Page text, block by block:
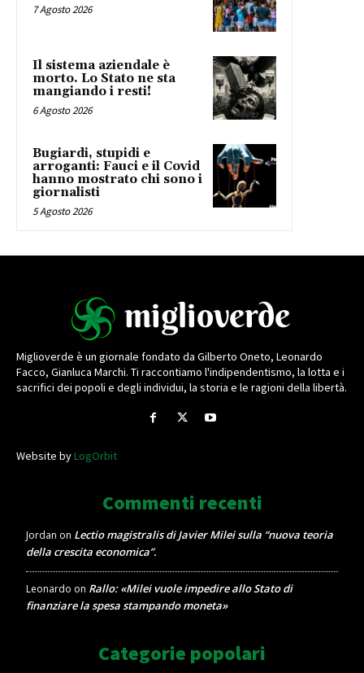
7 Agosto 2026
Il sistema aziendale è
morto. Lo Stato ne sta
mangiando i resti!
6 Agosto 2026
Bugiardi, stupidi e
arroganti: Fauci e il Covid
hanno mostrato chi sono i
giornalisti
5 Agosto 2026
Miglioverde è un giornale fondato da Gilberto Oneto, Leonardo
Facco, Gianluca Marchi. Ti raccontiamo l'indipendentismo, la lotta e i
sacrifici dei popoli e degli individui, la storia e le ragioni della libertà.
Website byLogOrbit
Commenti recenti
Jordan on Lectio magistralis di Javier Milei sulla “nuova teoria
della crescita economica”.
Leonardo on Rallo: «Milei vuole impedire allo Stato di
finanziare la spesa stampando moneta»
Categorie popolari